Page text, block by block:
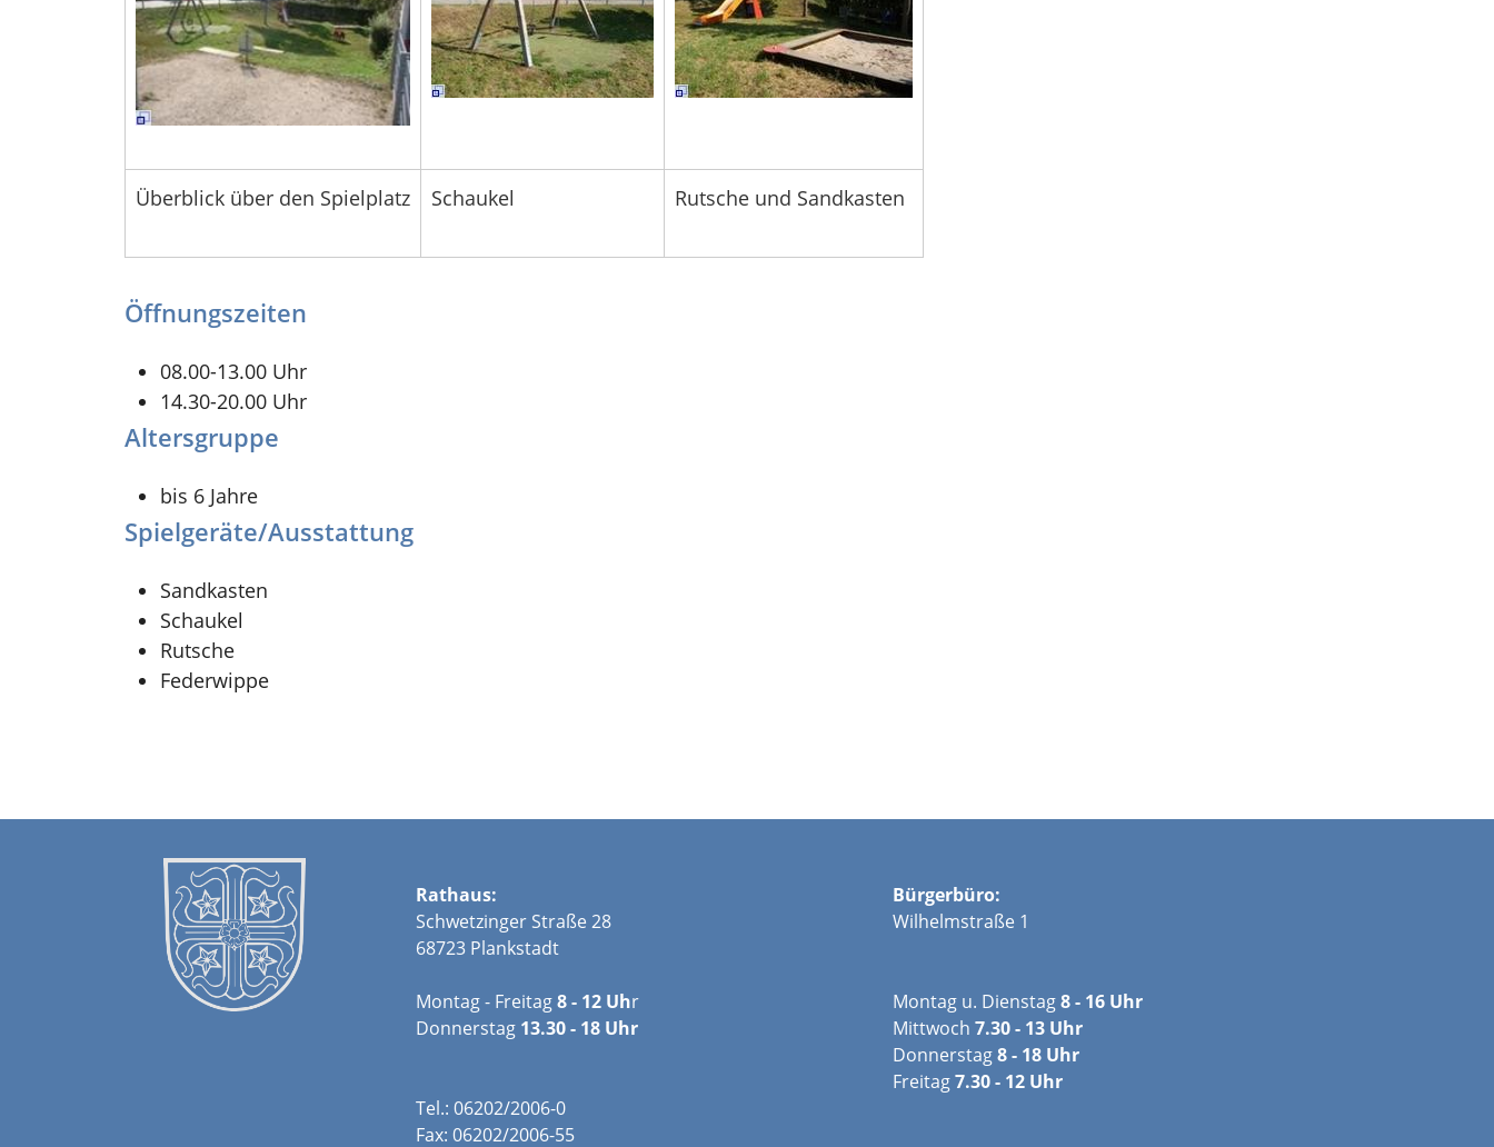
Überblick über den Spielplatz Schaukel Rutsche und Sandkasten
Öffnungszeiten
08.00-13.00 Uhr
14.30-20.00 Uhr
Altersgruppe
bis 6 Jahre
Spielgeräte/Ausstattung
Sandkasten
Schaukel
Rutsche
Federwippe
Rathaus:
Schwetzinger Straße 28
68723 Plankstadt
Montag - Freitag8 - 12 Uhr
Donnerstag 13.30 - 18 Uhr
Bürgerbüro:
Wilhelmstraße 1
Montag u. Dienstag8 - 16 Uhr
Mittwoch 7.30 - 13 Uhr
Donnerstag8 - 18 Uhr
Freitag7.30 - 12 Uhr
Tel.: 06202/2006-0
Fax: 06202/2006-55